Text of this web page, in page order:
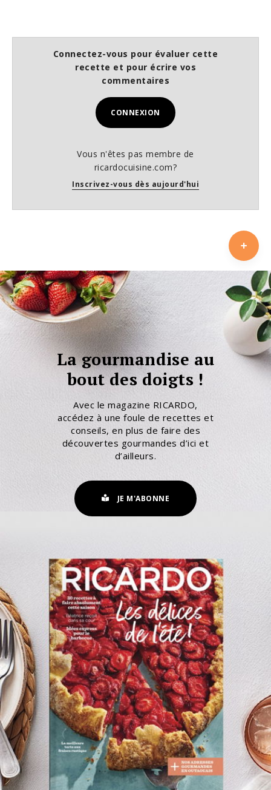
Connectez-vous pour évaluer cette
recette et pour écrire vos
commentaires
CONNEXION
Vous n'êtes pas membre de
ricardocuisine.com?
Inscrivez-vous dès aujourd'hui
La gourmandise au
bout des doigts !
Avec le magazine RICARDO,
accédez à une foule de recettes et
conseils, en plus de faire des
découvertes gourmandes d’ici et
d’ailleurs.
JE M'ABONNE